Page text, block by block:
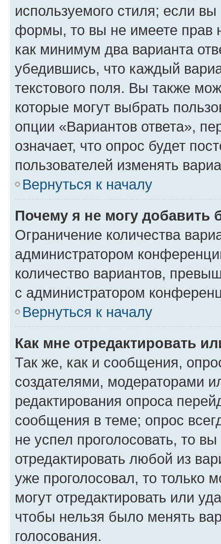
используемого стиля; если
формы, то вы не имеете прав
как минимум два варианта
убедившись, что каждый
текстового поля. Вы также
которые могут выбрать
опции «Вариантов ответа»,
означает, что опрос будет
пользователей изменять
Вернуться к началу
Почему я не могу добавить
Ограничение количества
администратором
количество вариантов,
с администратором
Вернуться к началу
Как мне отредактировать
Так же, как и сообщения,
создателями, модераторами
редактирования опроса
сообщения в теме; опрос
не успел проголосовать, то
отредактировать любой из
уже проголосовал, то только
могут отредактировать или
чтобы нельзя было менять
голосования.